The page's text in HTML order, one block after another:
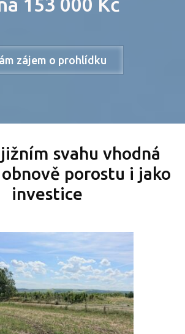
zájem o prohlídku
svahu vhodná
porostu i jako
investice